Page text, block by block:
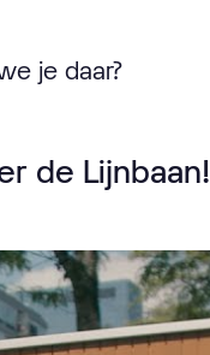
je daar?
de Lijnbaan!